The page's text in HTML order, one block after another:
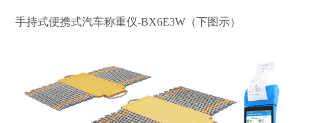
手持式便携式汽车称重仪-BX6E3W（下图示）